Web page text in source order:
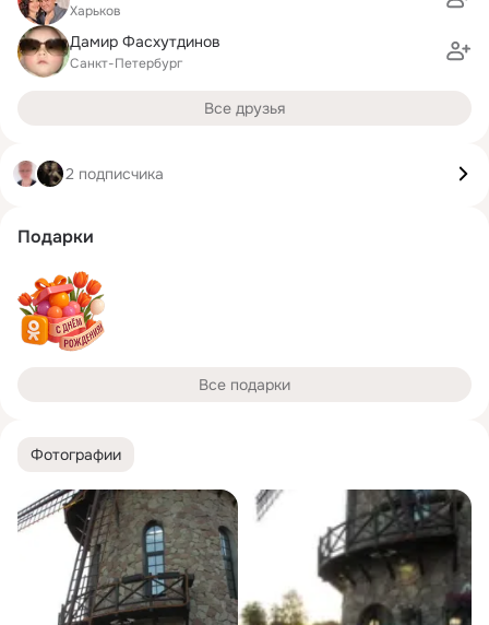
Фотографии
Харьков
Дамир Фасхутдинов
Санкт-Петербург
Все друзья
2 подписчика
Подарки
Все подарки